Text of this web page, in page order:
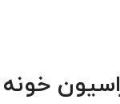
خونه